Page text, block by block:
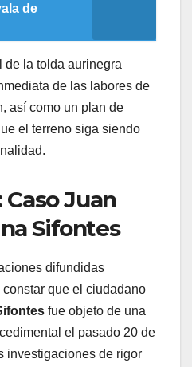
de
de la tolda aurinegra
de las labores de
así como un plan de
el terreno siga siendo
Caso Juan
Sifontes
difundidas
que el ciudadano
fue objeto de una
el pasado 20 de
investigaciones de rigor